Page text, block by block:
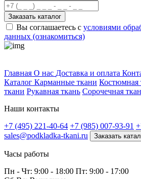
Заказать каталог
Вы соглашаетесь с условиями
данных (ознакомиться)
Главная О нас Доставка и оплата
Каталог Карманные ткани Костюмная
ткани Рукавная ткань Сорочечная
Наши контакты
+7 (495) 221-40-64 +7 (985) 007-93-91
sales@podkladka-tkani.ru
Заказать
Часы работы
Пн - Чт: 9:00 - 18:00 Пт: 9:00 - 17:00